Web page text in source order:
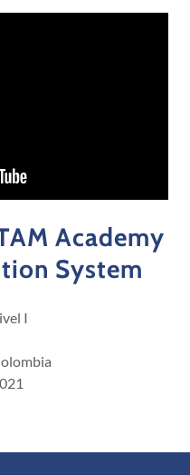
Academy
System
I